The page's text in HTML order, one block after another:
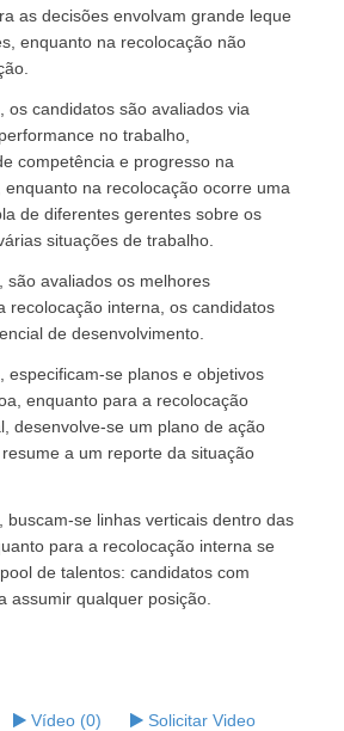
as decisões envolvam grande leque
enquanto na recolocação não
os candidatos são avaliados via
no trabalho,
competência e progresso na
enquanto na recolocação ocorre uma
de diferentes gerentes sobre os
situações de trabalho.
são avaliados os melhores
recolocação interna, os candidatos
de desenvolvimento.
especificam-se planos e objetivos
enquanto para a recolocação
desenvolve-se um plano de ação
a um reporte da situação
buscam-se linhas verticais dentro das
para a recolocação interna se
de talentos: candidatos com
assumir qualquer posição.
Vídeo (0)
Solicitar Video